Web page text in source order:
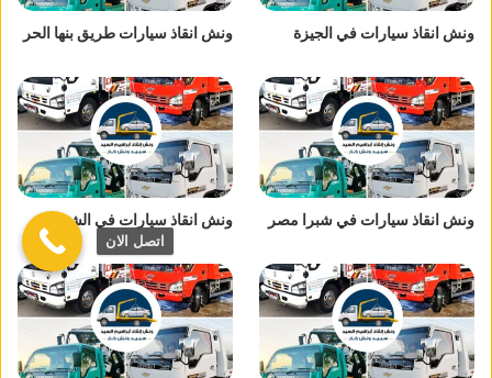
ونش انقاذ سيارات في الجيزة ونش انقاذ سيارات طريق بنها الحر
ونش انقاذ سيارات في شبرا مصر ونش انقاذ سيارات في الشروق
اتصل الان